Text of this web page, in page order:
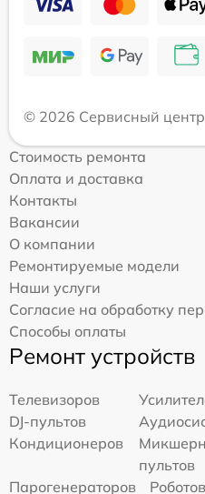
© 2026 Сервисный
Стоимость ремонта
Оплата и доставка
Контакты
Вакансии
О компании
Ремонтируемые модели
Наши услуги
Согласие на обработку
Способы оплаты
Ремонт устройств
Телевизоров
DJ-пультов
Кондиционеров
пультов
Парогенераторов